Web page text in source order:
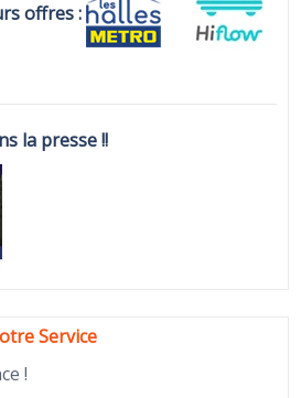
offres :
la presse !!
Service
!